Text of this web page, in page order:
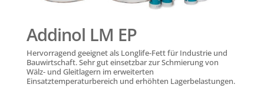
Addinol LM EP
Hervorragend geeignet als Longlife-Fettfür Industrie und
Bauwirtschaft. Sehr gut einsetzbar zur Schmierung von
Wälz- und Gleitlagern im erweiterten
Einsatztemperaturbereich und erhöhten Lagerbelastungen.